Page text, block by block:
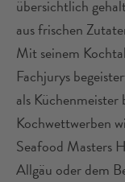
übersichtlich
aus frischen
Mit seinem
Fachjurys
als
Kochwettwerben
Seafood Masters
Allgäu oder dem